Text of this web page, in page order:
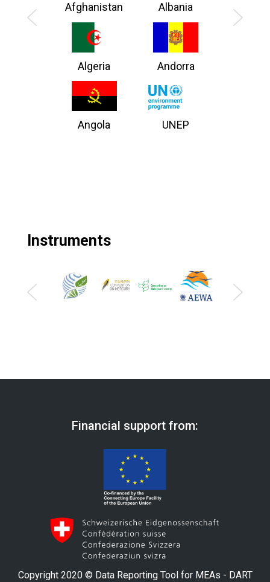
Afghanistan Albania
Algeria Andorra
Angola UNEP
Instruments
Financial support from:
Copyright 2020 © Data Reporting Tool for MEAs - DART